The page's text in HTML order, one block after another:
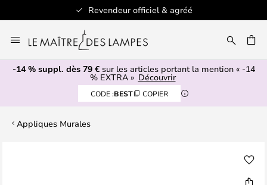
Revendeur officiel & agréé
au
contenu
-14 % suppl. dès 79 €sur les articles portant la mention « -14
% EXTRA » Découvrir
CODE :BEST COPIER
Appliques Murales